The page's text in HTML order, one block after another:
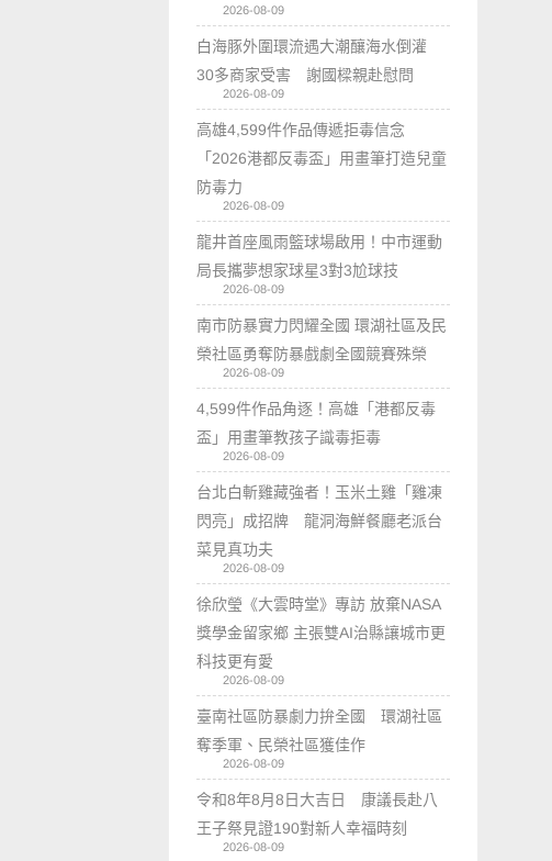
2026-08-09
白海豚外圍環流遇大潮釀海水倒灌
30多商家受害 謝國樑親赴慰問
2026-08-09
高雄4,599件作品傳遞拒毒信念
「2026港都反毒盃」用畫筆打造兒童
防毒力
2026-08-09
龍井首座風雨籃球場啟用！中市運動
局長攜夢想家球星3對3尬球技
2026-08-09
南市防暴實力閃耀全國 環湖社區及民
榮社區勇奪防暴戲劇全國競賽殊榮
2026-08-09
4,599件作品角逐！高雄「港都反毒
盃」用畫筆教孩子識毒拒毒
2026-08-09
台北白斬雞藏強者！玉米土雞「雞凍
閃亮」成招牌 龍洞海鮮餐廳老派台
菜見真功夫
2026-08-09
徐欣瑩《大雲時堂》專訪 放棄NASA
獎學金留家鄉 主張雙AI治縣讓城市更
科技更有愛
2026-08-09
臺南社區防暴劇力拚全國 環湖社區
奪季軍、民榮社區獲佳作
2026-08-09
令和8年8月8日大吉日 康議長赴八
王子祭見證190對新人幸福時刻
2026-08-09